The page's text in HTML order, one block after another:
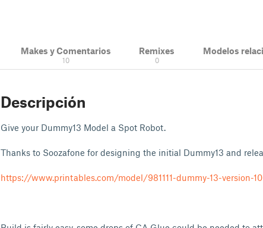
Makes y Comentarios
10
Remixes
0
Modelos
Descripción
Give your Dummy13 Model a Spot Robot.
Thanks to Soozafone for designing the initial Dummy13 and
https://www.printables.com/model/981111-dummy-13-version-10